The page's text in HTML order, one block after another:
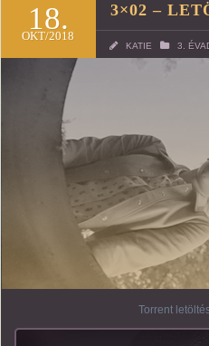
18.
OKT/2018
3×02 –
KATIE 3.
Torrent